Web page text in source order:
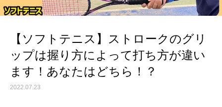
【ソフトテニス】ストロークのグリ
ップは握り方によって打ち方が違い
ます！あなたはどちら！？
2022.07.23